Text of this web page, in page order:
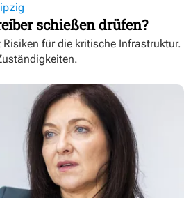
schießen drüfen?
für die kritische Infrastruktur.